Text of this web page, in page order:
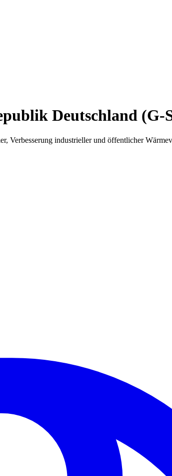
Deutschland (G-
Verbesserung industrieller und öffentlicher